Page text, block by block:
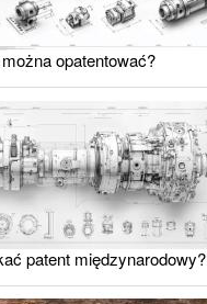
opatentować?
patent międzynarodowy?